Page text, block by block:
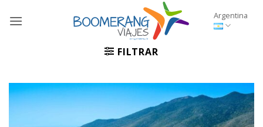
Argentina
FILTRAR